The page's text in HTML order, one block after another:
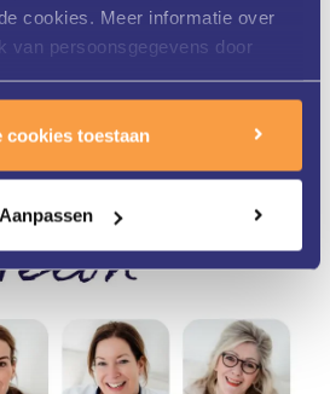
cookies. Meer informatie over
van persoonsgegevens door
cookies toestaan
Aanpassen